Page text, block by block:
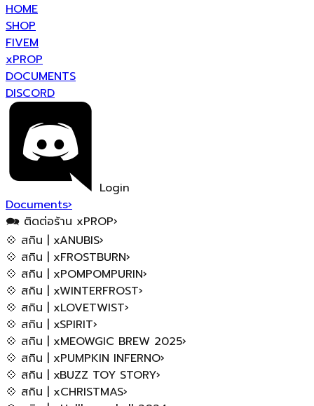
HOME
SHOP
FIVEM
xPROP
DOCUMENTS
DISCORD
Login
Documents›
🗪 ติดต่อร้าน xPROP›
💠 สกิน | xANUBIS›
💠 สกิน | xFROSTBURN›
💠 สกิน | xPOMPOMPURIN›
💠 สกิน | xWINTERFROST›
💠 สกิน | xLOVETWIST›
💠 สกิน | xSPIRIT›
💠 สกิน | xMEOWGIC BREW 2025›
💠 สกิน | xPUMPKIN INFERNO›
💠 สกิน | xBUZZ TOY STORY›
💠 สกิน | xCHRISTMAS›